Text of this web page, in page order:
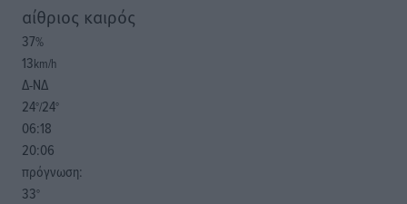
αίθριος καιρός
37%
13km/h
Δ-ΝΔ
24°/24°
06:18
20:06
πρόγνωση:
33°